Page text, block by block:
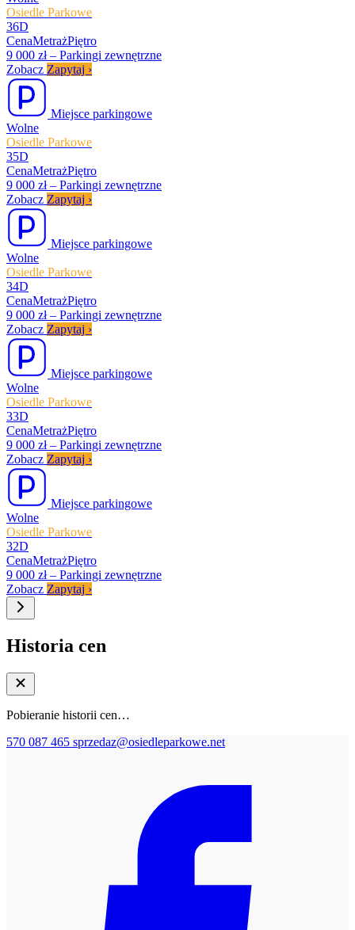
Osiedle Parkowe
36D
CenaMetrażPiętro
9 000 zł – Parkingi zewnętrzne
Zobacz Zapytaj ›
Miejsce parkingowe
Wolne
Osiedle Parkowe
35D
CenaMetrażPiętro
9 000 zł – Parkingi zewnętrzne
Zobacz Zapytaj ›
Miejsce parkingowe
Wolne
Osiedle Parkowe
34D
CenaMetrażPiętro
9 000 zł – Parkingi zewnętrzne
Zobacz Zapytaj ›
Miejsce parkingowe
Wolne
Osiedle Parkowe
33D
CenaMetrażPiętro
9 000 zł – Parkingi zewnętrzne
Zobacz Zapytaj ›
Miejsce parkingowe
Wolne
Osiedle Parkowe
32D
CenaMetrażPiętro
9 000 zł – Parkingi zewnętrzne
Zobacz Zapytaj ›
Historia cen
Pobieranie historii cen…
570 087 465 sprzedaz@osiedleparkowe.net